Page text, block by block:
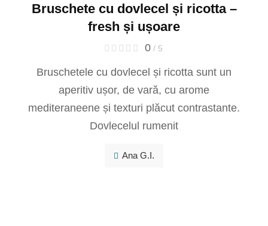
Bruschete cu dovlecel și ricotta –
fresh și ușoare
0/ 5
Bruschetele cu dovlecel și ricotta sunt un
aperitiv ușor, de vară, cu arome
mediteraneene și texturi plăcut contrastante.
Dovlecelul rumenit
Ana G.I.